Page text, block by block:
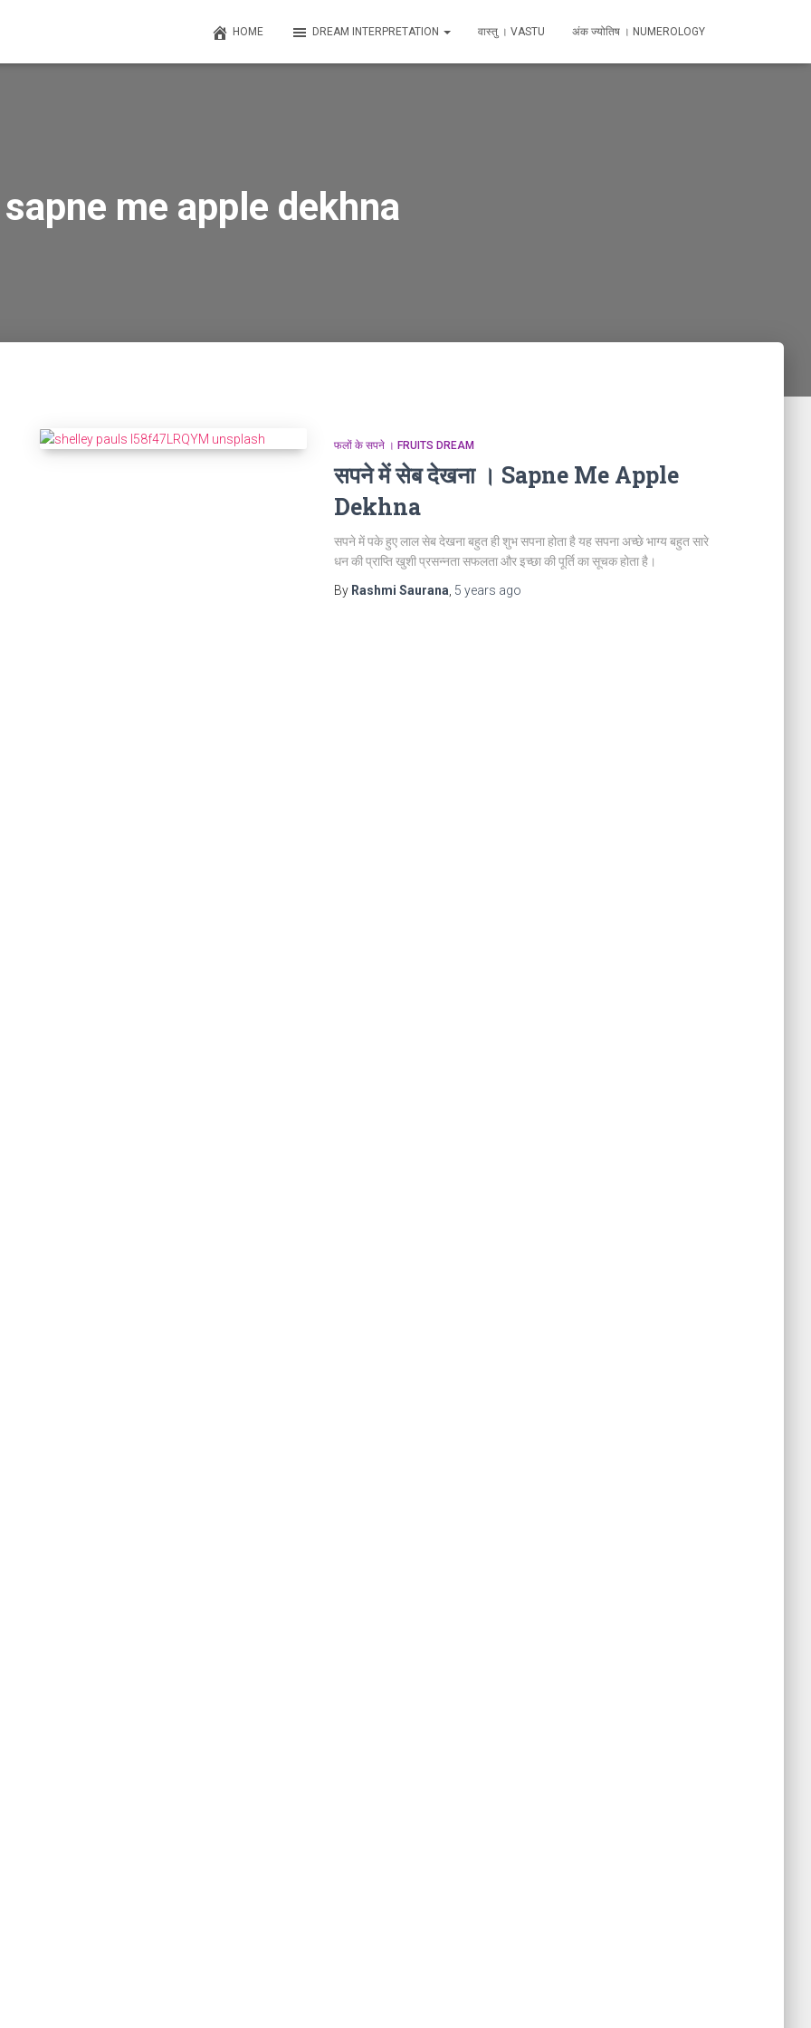
HOME DREAM INTERPRETATION वास्तु । VASTU अंक ज्योतिष । NUMEROLOGY
sapne me apple dekhna
फलों के सपने । FRUITS DREAM
सपने में सेब देखना । Sapne Me Apple
Dekhna
सपने में पके हुए लाल सेब देखना बहुत ही शुभ सपना होता है यह सपना अच्छे भाग्य बहुत सारे
धन की प्राप्ति खुशी प्रसन्नता सफलता और इच्छा की पूर्ति का सूचक होता है।
By Rashmi Saurana 5 years ago